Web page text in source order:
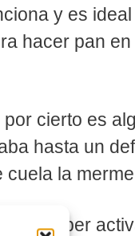
y es
hacer pan en
cierto es
hasta un
cuela la
super